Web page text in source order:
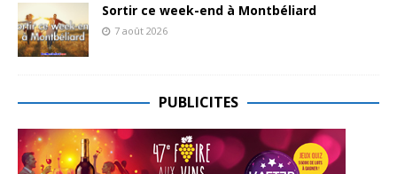
Sortir ce week-end à Montbéliard
7 août 2026
PUBLICITES